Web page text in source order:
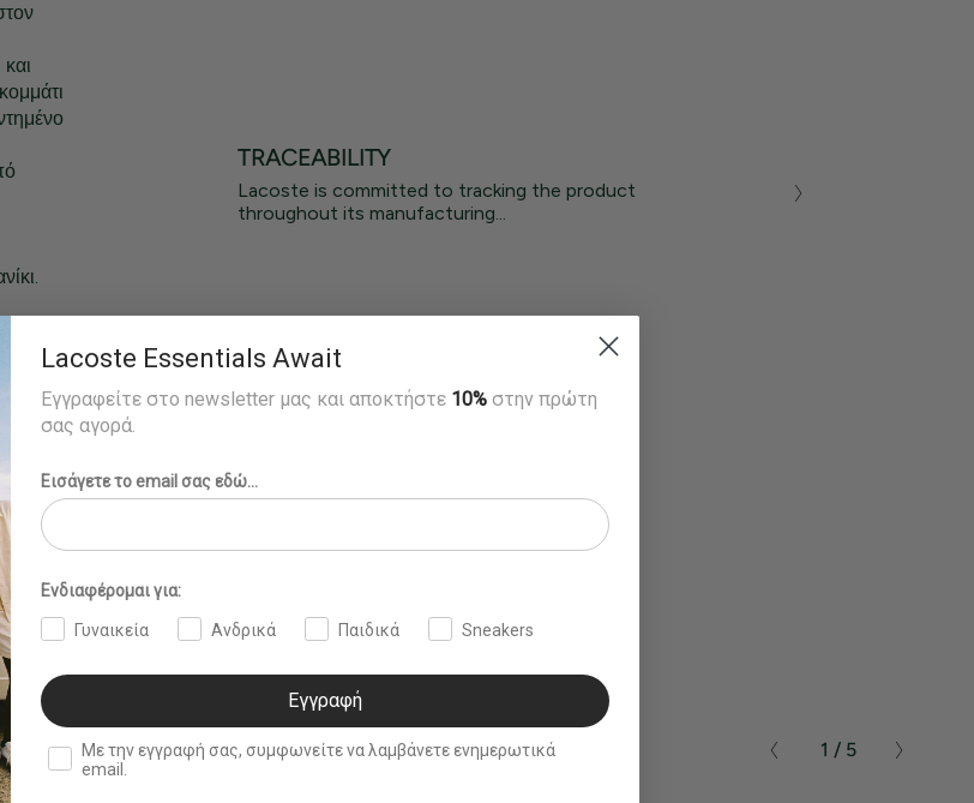
4 -
TRACEABILITY
Lacoste is committed to tracking the product
throughout its manufacturing...
1 / 5
Lacoste Essentials Await
Εγγραφείτε στο newsletter μας και αποκτήστε 10% στην πρώτη
σας αγορά.
Εισάγετε το email σας εδώ...
Ενδιαφέρομαι για:
Γυναικεία Ανδρικά Παιδικά Sneakers
Εγγραφή
double opt in
Με την εγγραφή σας, συμφωνείτε να λαμβάνετε ενημερωτικά
email.